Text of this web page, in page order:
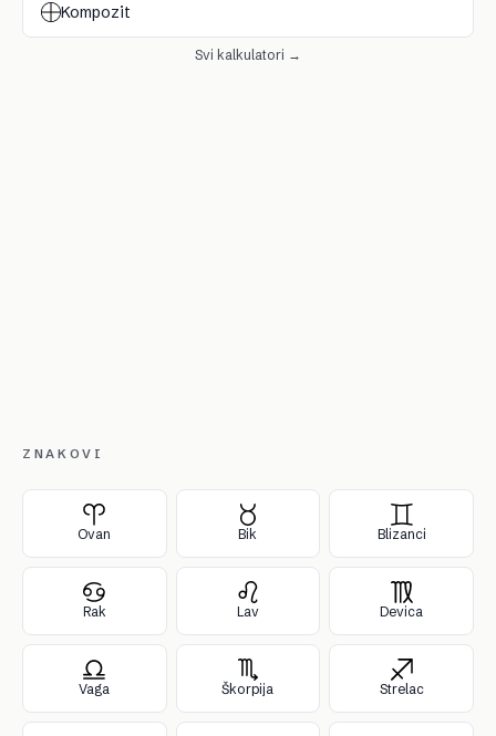
Kompozit
Svi kalkulatori →
ZNAKOVI
Ovan Bik Blizanci
Rak Lav Devica
Vaga Škorpija Strelac